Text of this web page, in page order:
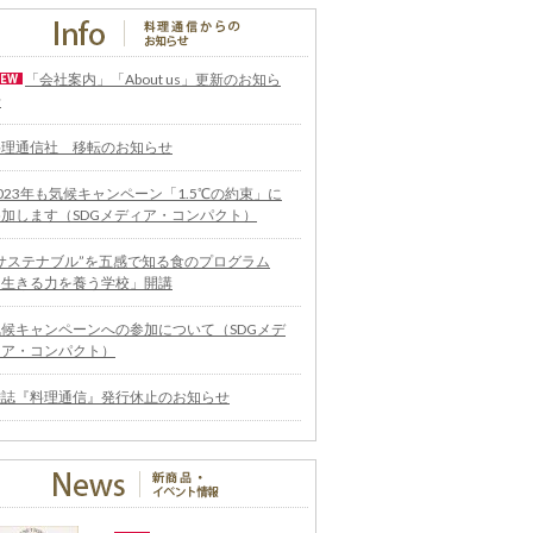
「会社案内」「About us」更新のお知ら
通信社 移転のお知らせ
年も気候キャンペーン「1.5℃の約束」に
します（SDGメディア・コンパクト）
ステナブル”を五感で知る食のプログラム
きる力を養う学校」開講
キャンペーンへの参加について（SDGメデ
・コンパクト）
『料理通信』発行休止のお知らせ